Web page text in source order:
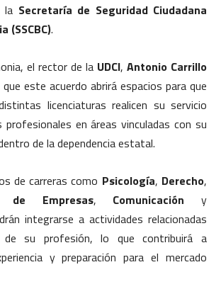
la Secretaría de Seguridad Ciudadana
(SSCBC).
el rector de la UDCI, Antonio Carrillo
este acuerdo abrirá espacios para que
licenciaturas realicen su servicio
en áreas vinculadas con su
de la dependencia estatal.
de carreras como Psicología, Derecho,
de Empresas, Comunicación y
integrarse a actividades relacionadas
de su profesión, lo que contribuirá a
y preparación para el mercado